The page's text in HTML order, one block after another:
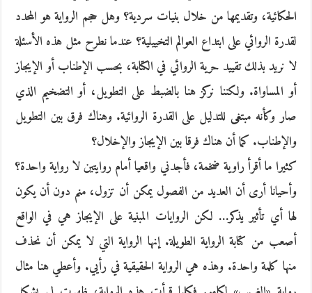
الحكائية، وتقديمها من خلال بنيات سردية؟ وهل حجم الرواية هو المحدد
لقدرة الروائي على ابتداع العوالم التخييلية؟ عندما نطرح مثل هذه الأسئلة
لا نريد بذلك تقييد حرية الروائي في الكتابة، بحسب الإطناب أو الإيجاز
أو المساواة. ولكننا نركز هنا بالضبط على التطويل، أو التضخيم الذي
صار وكأنه مبتغى للتدليل على القدرة الروائية. وهناك فرق بين التطويل
والإطناب. كما أن هناك فرقا بين الإيجاز والإخلال؟
كثيرا ما أقرأ راوية ضخمة، فأجدني واقعيا أمام روايتين لا رواية واحدة؟
وأحيانا أرى أن العديد من الفصول يمكن أن تزول، منم دون أن يكون
لها أي تأثير يذكر… لكن الروايات المبنية على الإيجاز هي في الواقع
أصعب من كتابة الرواية الطويلة. إنها الرواية التي لا يمكن أن نحذف
منها كلمة واحدة. وهذه هي الرواية الحقيقية في رأيي. وأعطي هنا مثال